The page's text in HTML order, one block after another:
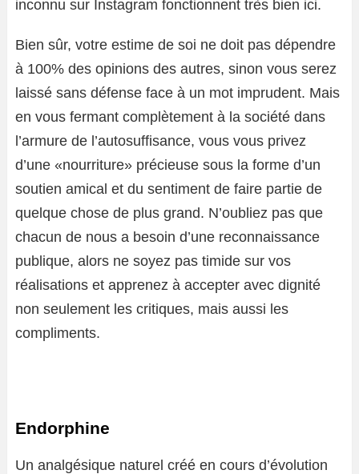
inconnu sur Instagram fonctionnent très bien ici.
Bien sûr, votre estime de soi ne doit pas dépendre
à 100% des opinions des autres, sinon vous serez
laissé sans défense face à un mot imprudent. Mais
en vous fermant complètement à la société dans
l’armure de l’autosuffisance, vous vous privez
d’une «nourriture» précieuse sous la forme d’un
soutien amical et du sentiment de faire partie de
quelque chose de plus grand. N’oubliez pas que
chacun de nous a besoin d’une reconnaissance
publique, alors ne soyez pas timide sur vos
réalisations et apprenez à accepter avec dignité
non seulement les critiques, mais aussi les
compliments.
Endorphine
Un analgésique naturel créé en cours d’évolution